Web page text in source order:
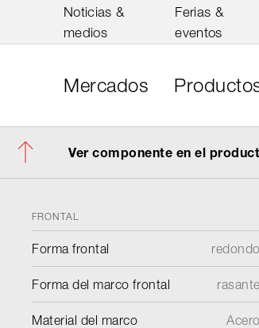
Noticias &
medios
Ferias &
eventos
Mercados
Ver componente en el
FRONTAL
Forma frontal redondo
Forma del marco frontal rasante
Material del marco
Acero